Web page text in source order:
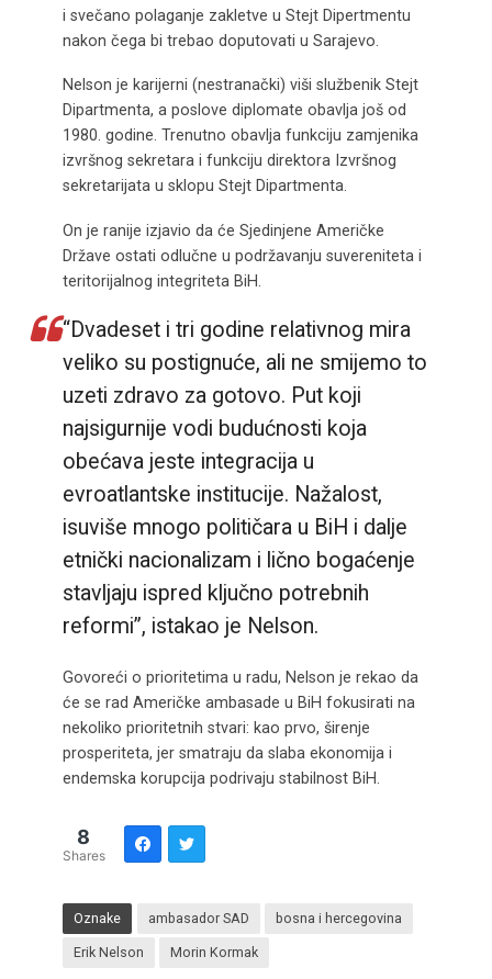
i svečano polaganje zakletve u Stejt Dipertmentu
nakon čega bi trebao doputovati u Sarajevo.
Nelson je karijerni (nestranački) viši službenik Stejt
Dipartmenta, a poslove diplomate obavlja još od
1980. godine. Trenutno obavlja funkciju zamjenika
izvršnog sekretara i funkciju direktora Izvršnog
sekretarijata u sklopu Stejt Dipartmenta.
On je ranije izjavio da će Sjedinjene Američke
Države ostati odlučne u podržavanju suvereniteta i
teritorijalnog integriteta BiH.
“Dvadeset i tri godine relativnog mira
veliko su postignuće, ali ne smijemo to
uzeti zdravo za gotovo. Put koji
najsigurnije vodi budućnosti koja
obećava jeste integracija u
evroatlantske institucije. Nažalost,
isuviše mnogo političara u BiH i dalje
etnički nacionalizam i lično bogaćenje
stavljaju ispred ključno potrebnih
reformi”, istakao je Nelson.
Govoreći o prioritetima u radu, Nelson je rekao da
će se rad Američke ambasade u BiH fokusirati na
nekoliko prioritetnih stvari: kao prvo, širenje
prosperiteta, jer smatraju da slaba ekonomija i
endemska korupcija podrivaju stabilnost BiH.
8
Shares
Oznake ambasador SAD bosna i hercegovina
Erik Nelson Morin Kormak